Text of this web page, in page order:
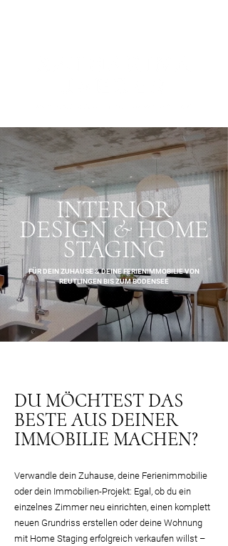
INTERIOR
DESIGN & HOME
STAGING
FÜR DEIN ZUHAUSE & DEINE FERIENIMMOBILIE VON
REUTLINGEN BIS ZUM BODENSEE
DU MÖCHTEST DAS
BESTE AUS DEINER
IMMOBILIE MACHEN?
Verwandle dein Zuhause, deine Ferienimmobilie
oder dein Immobilien-Projekt: Egal, ob du ein
einzelnes Zimmer neu einrichten, einen komplett
neuen Grundriss erstellen oder deine Wohnung
mit Home Staging erfolgreich verkaufen willst –